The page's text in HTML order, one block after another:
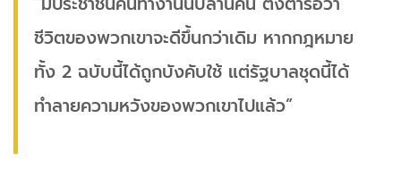
ชีวิตของพวกเขาจะดีขึ้นกว่าเดิม หากกฎหมาย
ทั้ง 2 ฉบับนี้ได้ถูกบังคับใช้ แต่รัฐบาลชุดนี้ได้
ทำลายความหวังของพวกเขาไปแล้ว”